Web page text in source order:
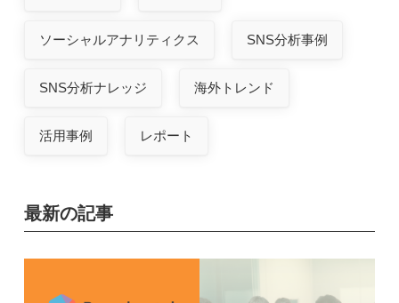
ソーシャルアナリティクス SNS分析事例
SNS分析ナレッジ 海外トレンド
活用事例 レポート
最新の記事